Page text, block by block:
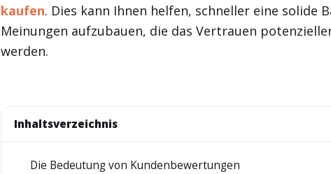
kaufen. Dies kann Ihnen helfen, schneller eine solide
Meinungen aufzubauen, die das Vertrauen
werden.
Inhaltsverzeichnis
Die Bedeutung von Kundenbewertungen